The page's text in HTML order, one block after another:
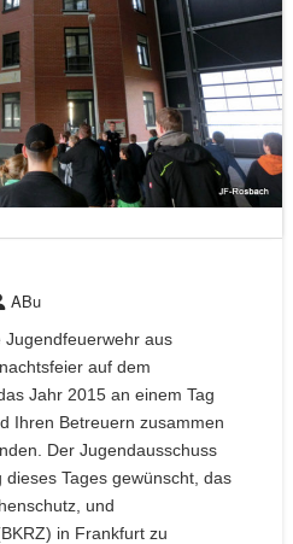
ABu
Jugendfeuerwehr aus
auf dem
Jahr 2015 an einem Tag
Ihren Betreuern zusammen
Der Jugendausschuss
Tages gewünscht, das
und
in Frankfurt zu